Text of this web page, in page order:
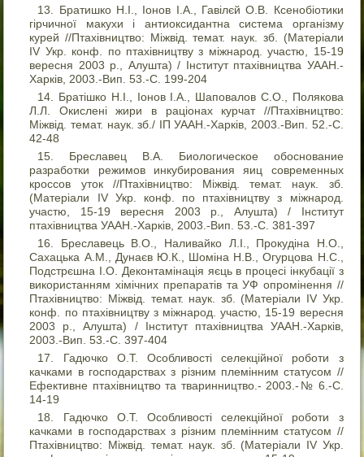
Братишко Н.І., Іонов І.А., Гавілєй О.В. Ксенобіотики
гірчичної макухи і антиоксидантна система організму
курей //Птахівництво: Міжвід. темат. наук. зб. (Матеріали
IV Укр. конф. по птахівництву з міжнарод. участю, 15-19
вересня 2003 р., Алушта) / Інститут птахівництва УААН.-
Харків, 2003.-Вип. 53.-С. 199-204
Братішко Н.І., Іонов І.А., Шаповалов С.О., Полякова
Л.Л. Окислені жири в раціонах курчат //Птахівництво:
Міжвід. темат. наук. зб./ ІП УААН.-Харків, 2003.-Вип. 52.-С.
42-48
Бреславец В.А. Биологическое обоснование
разработки режимов инкубирования яиц современных
кроссов уток //Птахівництво: Міжвід. темат. наук. зб.
(Матеріали IV Укр. конф. по птахівництву з міжнарод.
участю, 15-19 вересня 2003 р., Алушта) / Інститут
птахівництва УААН.-Харків, 2003.-Вип. 53.-С. 381-397
Бреславець В.О., Наливайко Л.І., Прокудіна Н.О.,
Сахацька А.М., Дунаєв Ю.К., Шоміна Н.В., Огурцова Н.С.,
Подстрєшна І.О. Деконтамінація яєць в процесі інкубації з
використанням хімічних препаратів та УФ опромінення //
Птахівництво: Міжвід. темат. наук. зб. (Матеріали IV Укр.
конф. по птахівництву з міжнарод. участю, 15-19 вересня
2003 р., Алушта) / Інститут птахівництва УААН.-Харків,
2003.-Вип. 53.-С. 397-404
Гадючко О.Т. Особливості селекційної роботи з
качками в господарствах з різним племінним статусом //
Ефективне птахівництво та тваринництво.- 2003.-№ 6.-С.
14-19
Гадючко О.Т. Особливості селекційної роботи з
качками в господарствах з різним племінним статусом //
Птахівництво: Міжвід. темат. наук. зб. (Матеріали IV Укр.